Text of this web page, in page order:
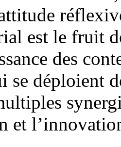
est le fruit
des
se déploient
et